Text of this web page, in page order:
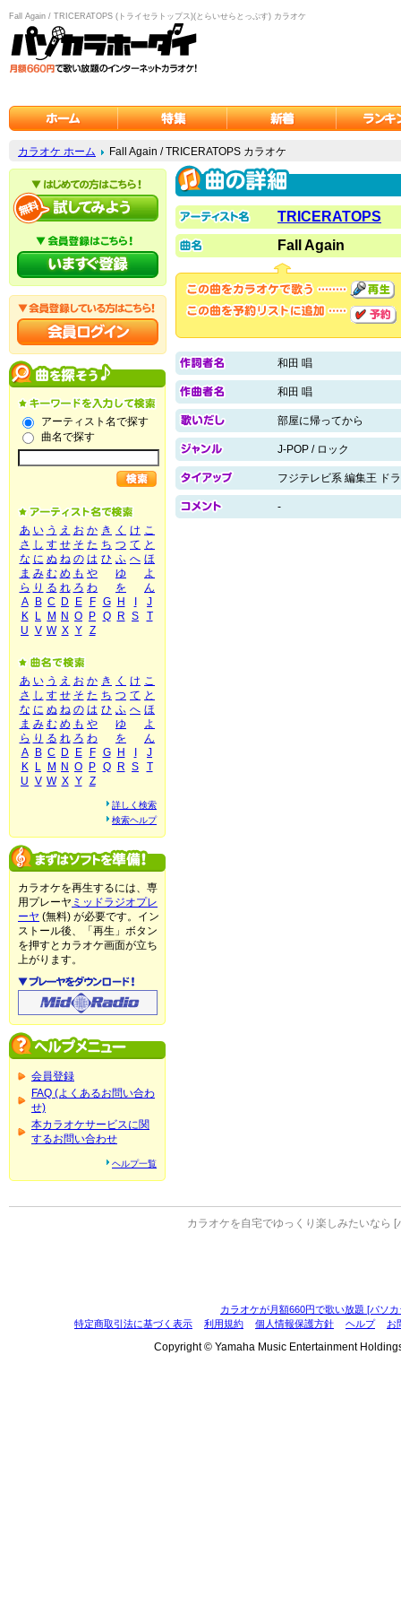
Fall Again / TRICERATOPS (トライセラトップス)(とらいせらとっぷす) カラオケ
カラオケ ホーム Fall Again / TRICERATOPS カラオケ
アーティスト名で探す
曲名で探す
あ い う え お か き く け こ
さ し す せ そ た ち つ て と
な に ぬ ね の は ひ ふ へ ほ
ま み む め も や ゆ
よ
ら り る れ ろ わ を
ん
A
B C D E F G H
J
K
L M N O P Q R S
T
U V W X Y Z
あ い う え お か き く け こ
さ し す せ そ た ち つ て と
な に ぬ ね の は ひ ふ へ ほ
ま み む め も や ゆ
よ
ら り る れ ろ わ を
ん
A
B C D E F G H
J
K
L M N O P Q R S
T
U V W X Y Z
詳しく検索
検索ヘルプ
カラオケを再生するには、専
用プレーヤ ミッドラジオプレ
ーヤ (無料) が必要です。イン
ストール後、「再生」ボタン
を押すとカラオケ画面が立ち
上がります。
会員登録
FAQ (よくあるお問い合わ
せ)
本カラオケサービスに関
するお問い合わせ
ヘルプ一覧
TRICERATOPS
Fall Again
和田 唱
和田 唱
部屋に帰ってから
J-POP / ロック
フジテレビ系 編集王 ド
-
カラオケを自宅でゆっくり楽しみたいなら [
カラオケが月額660円で歌い放題 [パソ
特定商取引法に基づく表示
利用規約 個人情報保護方針 ヘルプ お
Copyright © Yamaha Music Entertainment